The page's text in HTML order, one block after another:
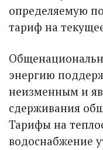
определяемую
тариф на
энергию
неизменным и
сдерживания
Тарифы на
водоснабжение